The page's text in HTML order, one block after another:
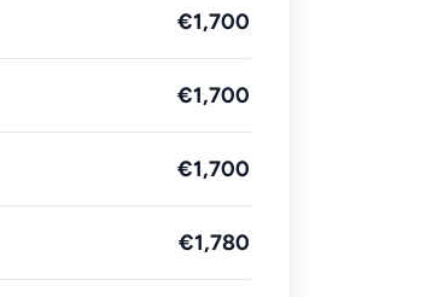
€1,700
€1,700
€1,700
€1,780